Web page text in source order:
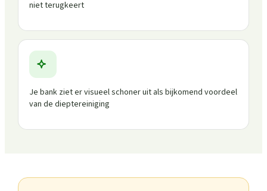
niet terugkeert
Je bank ziet er visueel schoner uit als bijkomend voordeel
van de dieptereiniging